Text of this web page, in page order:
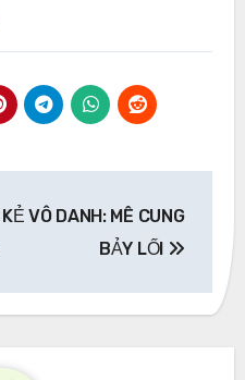
KẺ VÔ DANH: MÊ CUNG
BẢY LỐI